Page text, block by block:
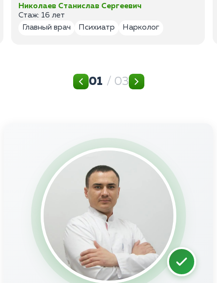
Николаев Станислав Сергеевич
Стаж: 16 лет
Главный врач
Психиатр Нарколог
01 / 03